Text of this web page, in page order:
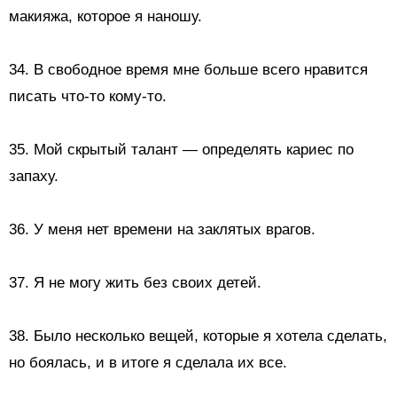
макияжа, которое я наношу.
34. В свободное время мне больше всего нравится
писать что-то кому-то.
35. Мой скрытый талант — определять кариес по
запаху.
36. У меня нет времени на заклятых врагов.
37. Я не могу жить без своих детей.
38. Было несколько вещей, которые я хотела сделать,
но боялась, и в итоге я сделала их все.